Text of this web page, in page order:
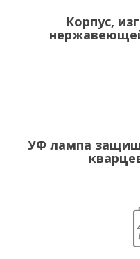
Корпус,
УФ лампа